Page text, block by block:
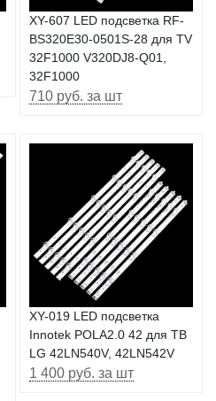
XY-607 LED подсветка RF-
BS320E30-0501S-28 для TV
32F1000 V320DJ8-Q01,
32F1000
710 руб. за шт
XY-019 LЕD подсветка
Innоtek РОLА2.0 42 для ТВ
LG 42LN540V, 42LN542V
1 400 руб. за шт